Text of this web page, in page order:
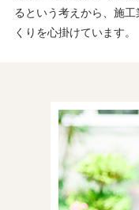
るという考えから、施
くりを心掛けています。